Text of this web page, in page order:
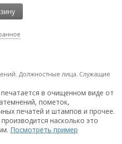
Должностные лица. Служащие
печатается в очищенном виде от
пометок,
печатей и штампов и прочее.
насколько это
Посмотреть пример